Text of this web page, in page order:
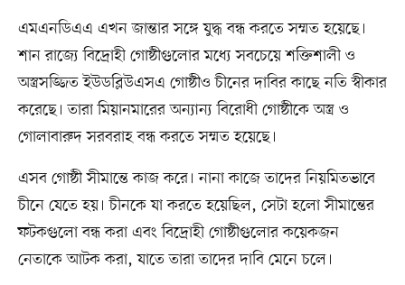
এমএনডিএএ এখন জান্তার সঙ্গে যুদ্ধ বন্ধ করতে সম্মত হয়েছে।
শান রাজ্যে বিদ্রোহী গোষ্ঠীগুলোর মধ্যে সবচেয়ে শক্তিশালী ও
অস্ত্রসজ্জিত ইউডব্লিউএসএ গোষ্ঠীও চীনের দাবির কাছে নতি স্বীকার
করেছে। তারা মিয়ানমারের অন্যান্য বিরোধী গোষ্ঠীকে অস্ত্র ও
গোলাবারুদ সরবরাহ বন্ধ করতে সম্মত হয়েছে।
এসব গোষ্ঠী সীমান্তে কাজ করে। নানা কাজে তাদের নিয়মিতভাবে
চীনে যেতে হয়। চীনকে যা করতে হয়েছিল, সেটা হলো সীমান্তের
ফটকগুলো বন্ধ করা এবং বিদ্রোহী গোষ্ঠীগুলোর কয়েকজন
নেতাকে আটক করা, যাতে তারা তাদের দাবি মেনে চলে।